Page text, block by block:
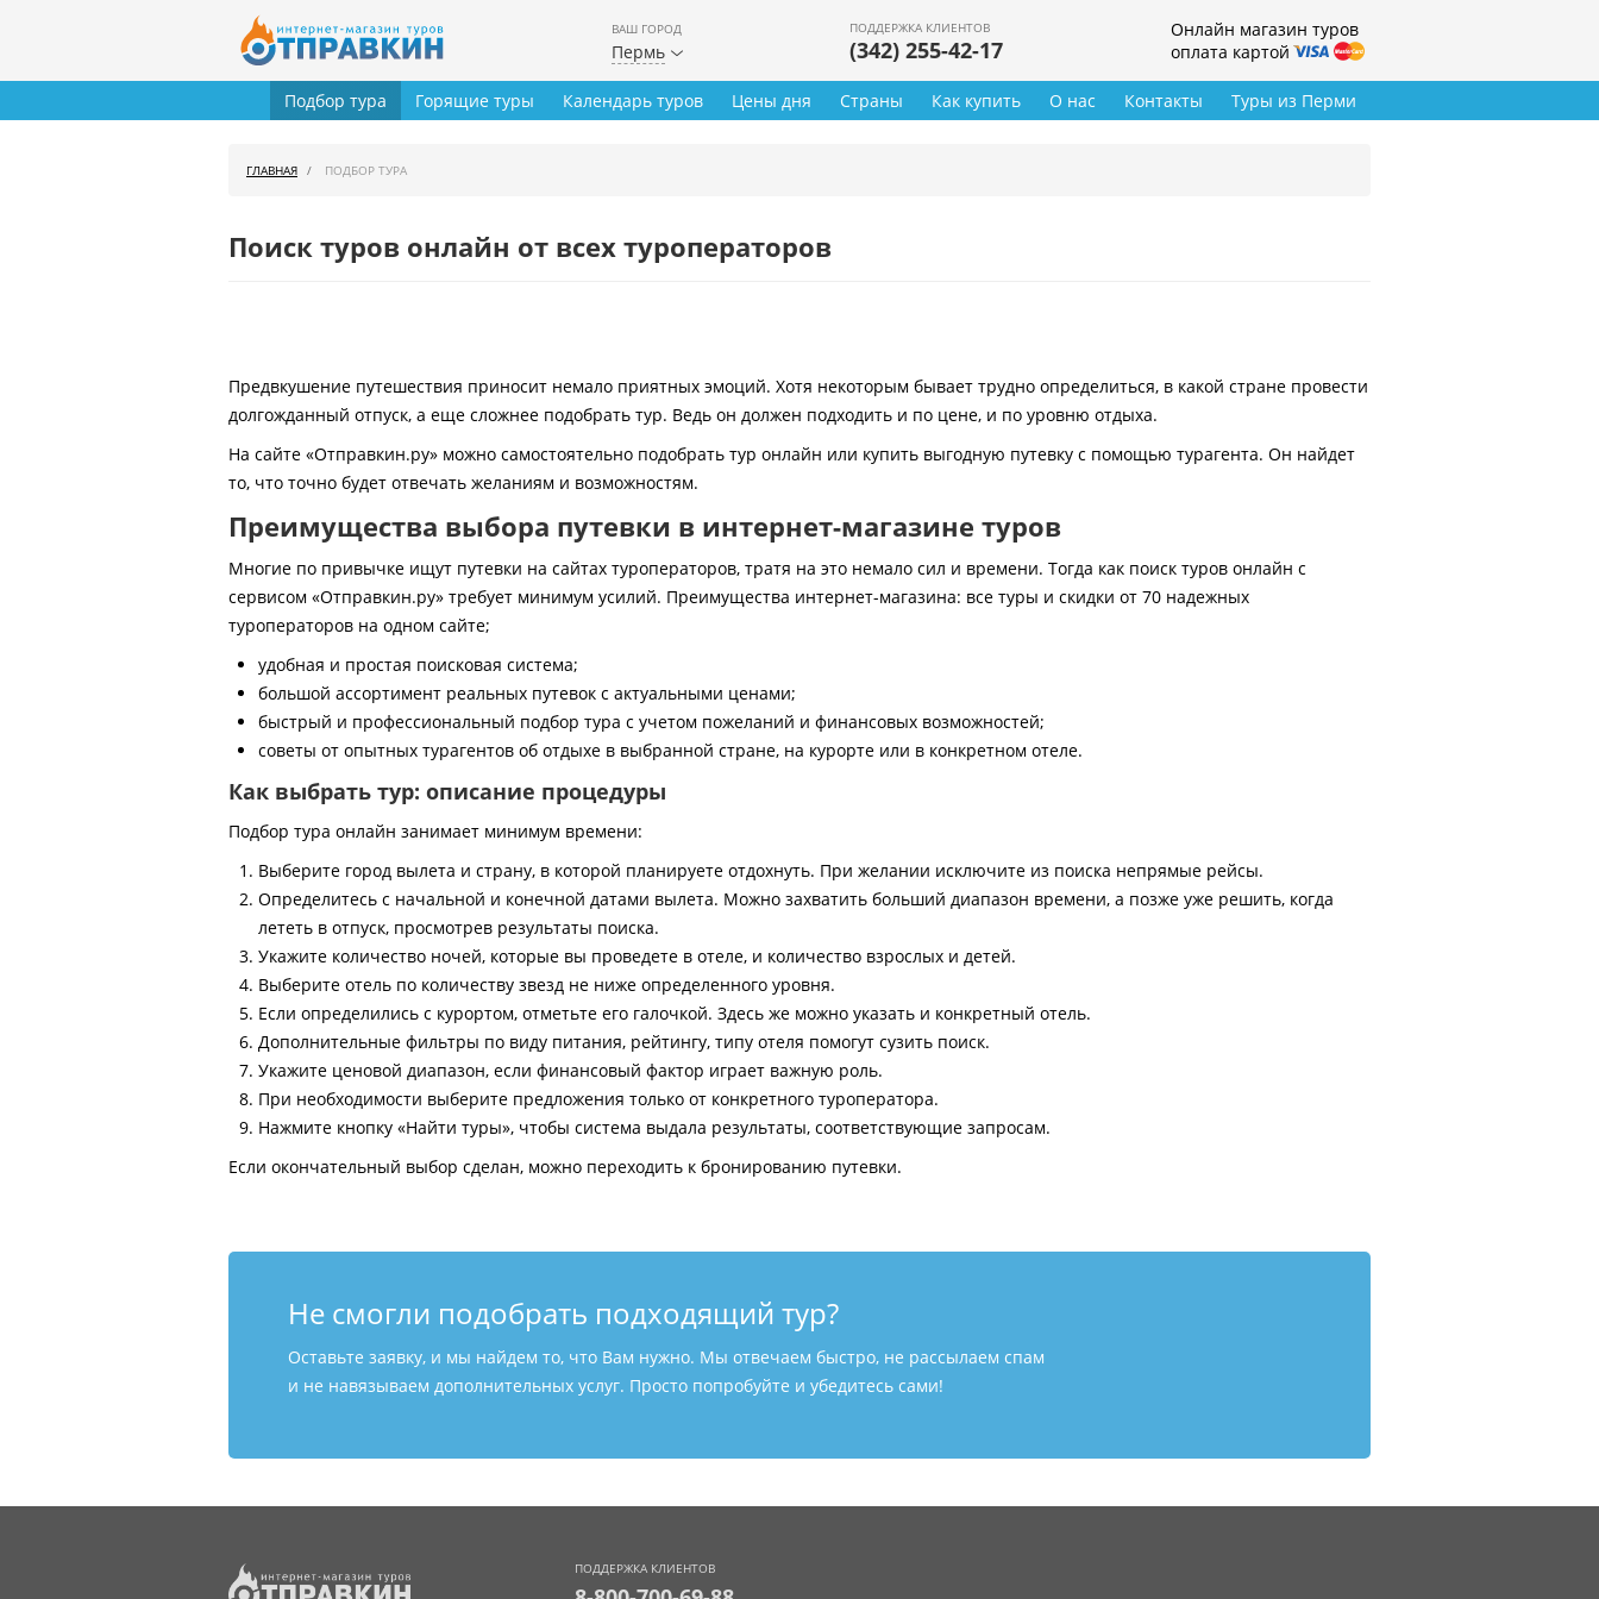
ВАШ ГОРОД
Пермь
ПОДДЕРЖКА КЛИЕНТОВ
(342) 255-42-17
Онлайн магазин туров
оплата картой
Туры из Перми
Подбор тура Горящие туры Календарь туров Цены дня Страны Как купить О нас Контакты
ГЛАВНАЯ ПОДБОР ТУРА
Поиск туров онлайн от всех туроператоров
Предвкушение путешествия приносит немало приятных эмоций. Хотя некоторым бывает трудно определиться, в какой стране провести
долгожданный отпуск, а еще сложнее подобрать тур. Ведь он должен подходить и по цене, и по уровню отдыха.
На сайте «Отправкин.ру» можно самостоятельно подобрать тур онлайн или купить выгодную путевку с помощью турагента. Он найдет
то, что точно будет отвечать желаниям и возможностям.
Преимущества выбора путевки в интернет-магазине туров
Многие по привычке ищут путевки на сайтах туроператоров, тратя на это немало сил и времени. Тогда как поиск туров онлайн с
сервисом «Отправкин.ру» требует минимум усилий. Преимущества интернет-магазина: все туры и скидки от 70 надежных
туроператоров на одном сайте;
удобная и простая поисковая система;
большой ассортимент реальных путевок с актуальными ценами;
быстрый и профессиональный подбор тура с учетом пожеланий и финансовых возможностей;
советы от опытных турагентов об отдыхе в выбранной стране, на курорте или в конкретном отеле.
Как выбрать тур: описание процедуры
Подбор тура онлайн занимает минимум времени:
Выберите город вылета и страну, в которой планируете отдохнуть. При желании исключите из поиска непрямые рейсы.
Определитесь с начальной и конечной датами вылета. Можно захватить больший диапазон времени, а позже уже решить, когда
лететь в отпуск, просмотрев результаты поиска.
Укажите количество ночей, которые вы проведете в отеле, и количество взрослых и детей.
Выберите отель по количеству звезд не ниже определенного уровня.
Если определились с курортом, отметьте его галочкой. Здесь же можно указать и конкретный отель.
Дополнительные фильтры по виду питания, рейтингу, типу отеля помогут сузить поиск.
Укажите ценовой диапазон, если финансовый фактор играет важную роль.
При необходимости выберите предложения только от конкретного туроператора.
Нажмите кнопку «Найти туры», чтобы система выдала результаты, соответствующие запросам.
Если окончательный выбор сделан, можно переходить к бронированию путевки.
Не смогли подобрать подходящий тур?
Оставьте заявку, и мы найдем то, что Вам нужно. Мы отвечаем быстро, не рассылаем спам
и не навязываем дополнительных услуг. Просто попробуйте и убедитесь сами!
ПОДДЕРЖКА КЛИЕНТОВ